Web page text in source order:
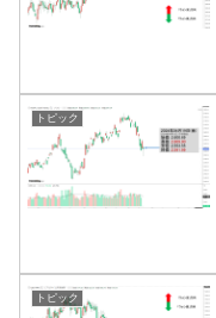
トピック
トピック